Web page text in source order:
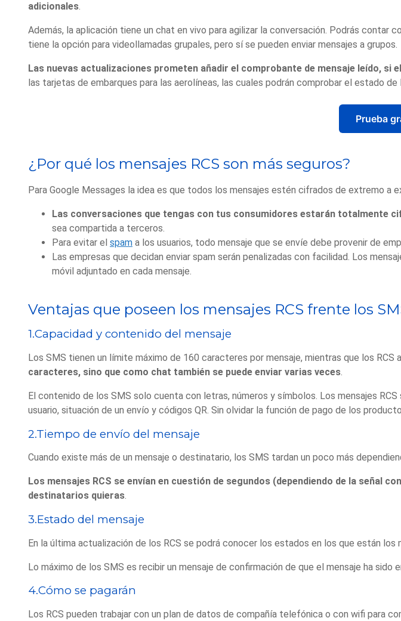
adicionales.
Además, la aplicación tiene un chat en vivo para agilizar la conversación. Podrás contar
tiene la opción para videollamadas grupales, pero sí se pueden enviar mensajes a grupos.
Las nuevas actualizaciones prometen añadir el comprobante de mensaje leído,
las tarjetas de embarques para las aerolíneas, las cuales podrán comprobar el estado
Prueba
¿Por qué los mensajes RCS son más seguros?
Para Google Messages la idea es que todos los mensajes estén cifrados de extremo a
Las conversaciones que tengas con tus consumidores estarán totalmente
sea compartida a terceros.
Para evitar el spam a los usuarios, todo mensaje que se envíe debe provenir de
Las empresas que decidan enviar spam serán penalizadas con facilidad. Los
móvil adjuntado en cada mensaje.
Ventajas que poseen los mensajes RCS frente los
1.Capacidad y contenido del mensaje
Los SMS tienen un límite máximo de 160 caracteres por mensaje, mientras que los
caracteres, sino que como chat también se puede enviar varias veces.
El contenido de los SMS solo cuenta con letras, números y símbolos. Los mensajes
usuario, situación de un envío y códigos QR. Sin olvidar la función de pago de los
2.Tiempo de envío del mensaje
Cuando existe más de un mensaje o destinatario, los SMS tardan un poco más
Los mensajes RCS se envían en cuestión de segundos (dependiendo de la señal
destinatarios quieras.
3.Estado del mensaje
En la última actualización de los RCS se podrá conocer los estados en los que están
Lo máximo de los SMS es recibir un mensaje de confirmación de que el mensaje ha sido
4.Cómo se pagarán
Los RCS pueden trabajar con un plan de datos de compañía telefónica o con wifi para